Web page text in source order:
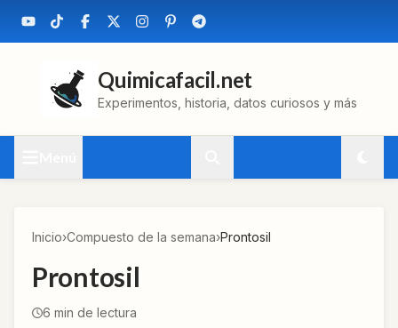
Quimicafacil.net
Experimentos, historia, datos curiosos y más
Inicio›Compuesto de la semana›Prontosil
Prontosil
6 min de lectura